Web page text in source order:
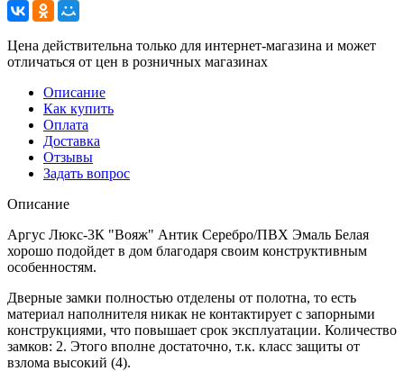
Цена действительна только для интернет-магазина и может
отличаться от цен в розничных магазинах
Описание
Как купить
Оплата
Доставка
Отзывы
Задать вопрос
Описание
Аргус Люкс-3К "Вояж" Антик Серебро/ПВХ Эмаль Белая
хорошо подойдет в дом благодаря своим конструктивным
особенностям.
Дверные замки полностью отделены от полотна, то есть
материал наполнителя никак не контактирует с запорными
конструкциями, что повышает срок эксплуатации. Количество
замков: 2. Этого вполне достаточно, т.к. класс защиты от
взлома высокий (4).